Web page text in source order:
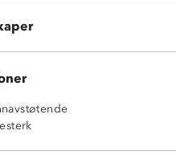
livhøyde